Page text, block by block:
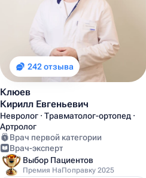
242 отзыва
Клюев
Кирилл Евгеньевич
Невролог · Травматолог-ортопед ·
Артролог
Врач первой категории
Врач-эксперт
Выбор Пациентов
Премия НаПоправку 2025